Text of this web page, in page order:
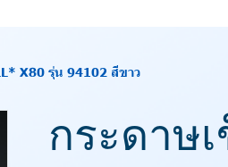
X80 รุ่น 94102 สีขาว
กระดาษ